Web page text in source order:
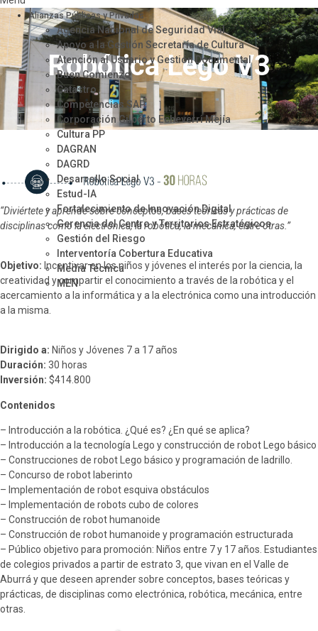
Alianzas Públicas y Privadas
Agencia Nacional de Seguridad Vial
Apoyo a la Gestión Secretaría de Cultura
Atención al Usuario y Gestión Documental
Buen Comienzo
Catastro
Competencias SAP
Corporación Gilberto Echeverri Mejía
Cultura PP
DAGRAN
DAGRD
Desarrollo Social
Estud-IA
Fortalecimiento de Innovación Digital
Gerencia del Centro y Territorios Estratégicos
Gestión del Riesgo
Interventoría Cobertura Educativa
Media Técnica
MEN
Metro de Medellín
SIRMED
Transferencia de Tecnología
Boletines
Documentos para contratación
Certificados contractuales
Robótica Lego V3
“Diviértete y aprende sobre conceptos, bases teóricas y prácticas de
disciplinas como la electrónica, la robótica, la mecánica, entre otras.”
Objetivo: Incentivar en los niños y jóvenes el interés por la ciencia, la
creatividad y compartir el conocimiento a través de la robótica y el
acercamiento a la informática y a la electrónica como una introducción
a la misma.
Dirigido a: Niños y Jóvenes 7 a 17 años
Duración: 30 horas
Inversión: $414.800
Contenidos
– Introducción a la robótica. ¿Qué es? ¿En qué se aplica?
– Introducción a la tecnología Lego y construcción de robot Lego básico
– Construcciones de robot Lego básico y programación de ladrillo.
– Concurso de robot laberinto
– Implementación de robot esquiva obstáculos
– Implementación de robots cubo de colores
– Construcción de robot humanoide
– Construcción de robot humanoide y programación estructurada
– Público objetivo para promoción: Niños entre 7 y 17 años. Estudiantes
de colegios privados a partir de estrato 3, que vivan en el Valle de
Aburrá y que deseen aprender sobre conceptos, bases teóricas y
prácticas, de disciplinas como electrónica, robótica, mecánica, entre
otras.